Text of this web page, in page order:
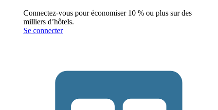
Connectez-vous pour économiser 10 % ou plus sur des
milliers d’hôtels.
Se connecter